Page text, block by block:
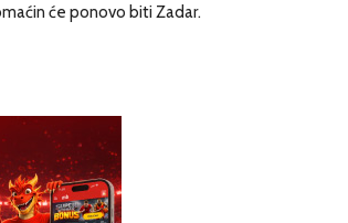
će ponovo biti Zadar.